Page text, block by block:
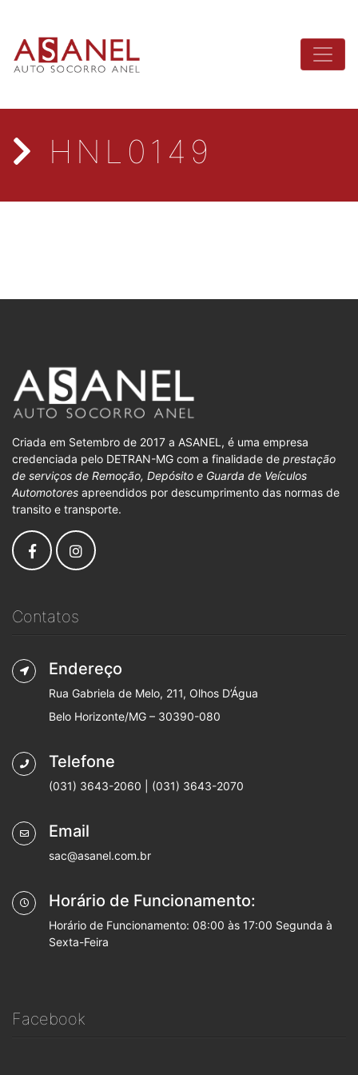
HNL0149
Criada em Setembro de 2017 a ASANEL, é uma empresa
credenciada pelo DETRAN-MG com a finalidade de prestação
de serviços de Remoção, Depósito e Guarda de Veículos
Automotores apreendidos por descumprimento das normas de
transito e transporte.
Contatos
Endereço
Rua Gabriela de Melo, 211, Olhos D’Água
Belo Horizonte/MG – 30390-080
Telefone
(031) 3643-2060 | (031) 3643-2070
Email
sac@asanel.com.br
Horário de Funcionamento:
Horário de Funcionamento: 08:00 às 17:00 Segunda à
Sexta-Feira
Facebook